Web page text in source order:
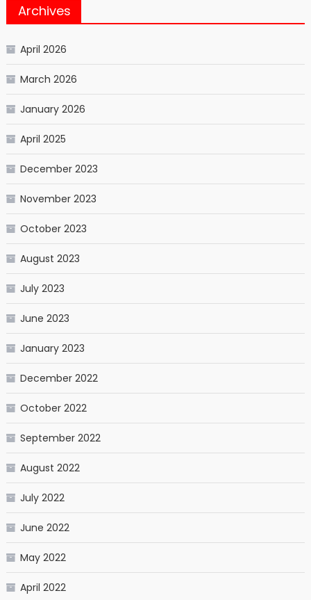
Archives
April 2026
March 2026
January 2026
April 2025
December 2023
November 2023
October 2023
August 2023
July 2023
June 2023
January 2023
December 2022
October 2022
September 2022
August 2022
July 2022
June 2022
May 2022
April 2022